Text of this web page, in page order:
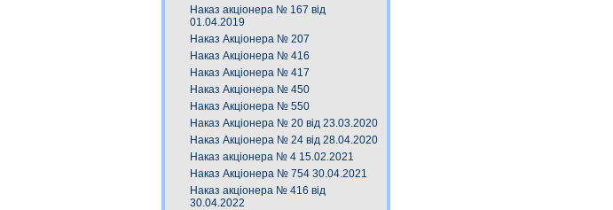
Наказ акціонера № 167 від
01.04.2019
Наказ Акціонера № 207
Наказ Акціонера № 416
Наказ Акціонера № 417
Наказ Акціонера № 450
Наказ Акціонера № 550
Наказ Акціонера № 20 від 23.03.2020
Наказ Акціонера № 24 від 28.04.2020
Наказ акціонера № 4 15.02.2021
Наказ Акціонера № 754 30.04.2021
Наказ акціонера № 416 від
30.04.2022